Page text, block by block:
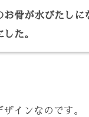
お骨が水びたしに
した。
インなのです。